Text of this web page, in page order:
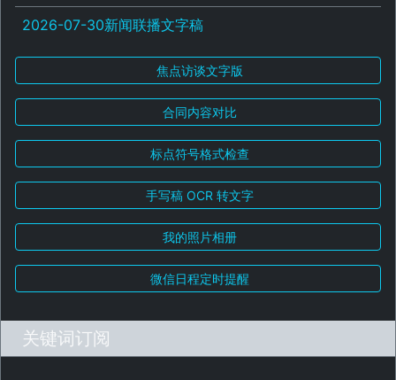
2026-07-30新闻联播文字稿
焦点访谈文字版
合同内容对比
标点符号格式检查
手写稿 OCR 转文字
我的照片相册
微信日程定时提醒
关键词订阅